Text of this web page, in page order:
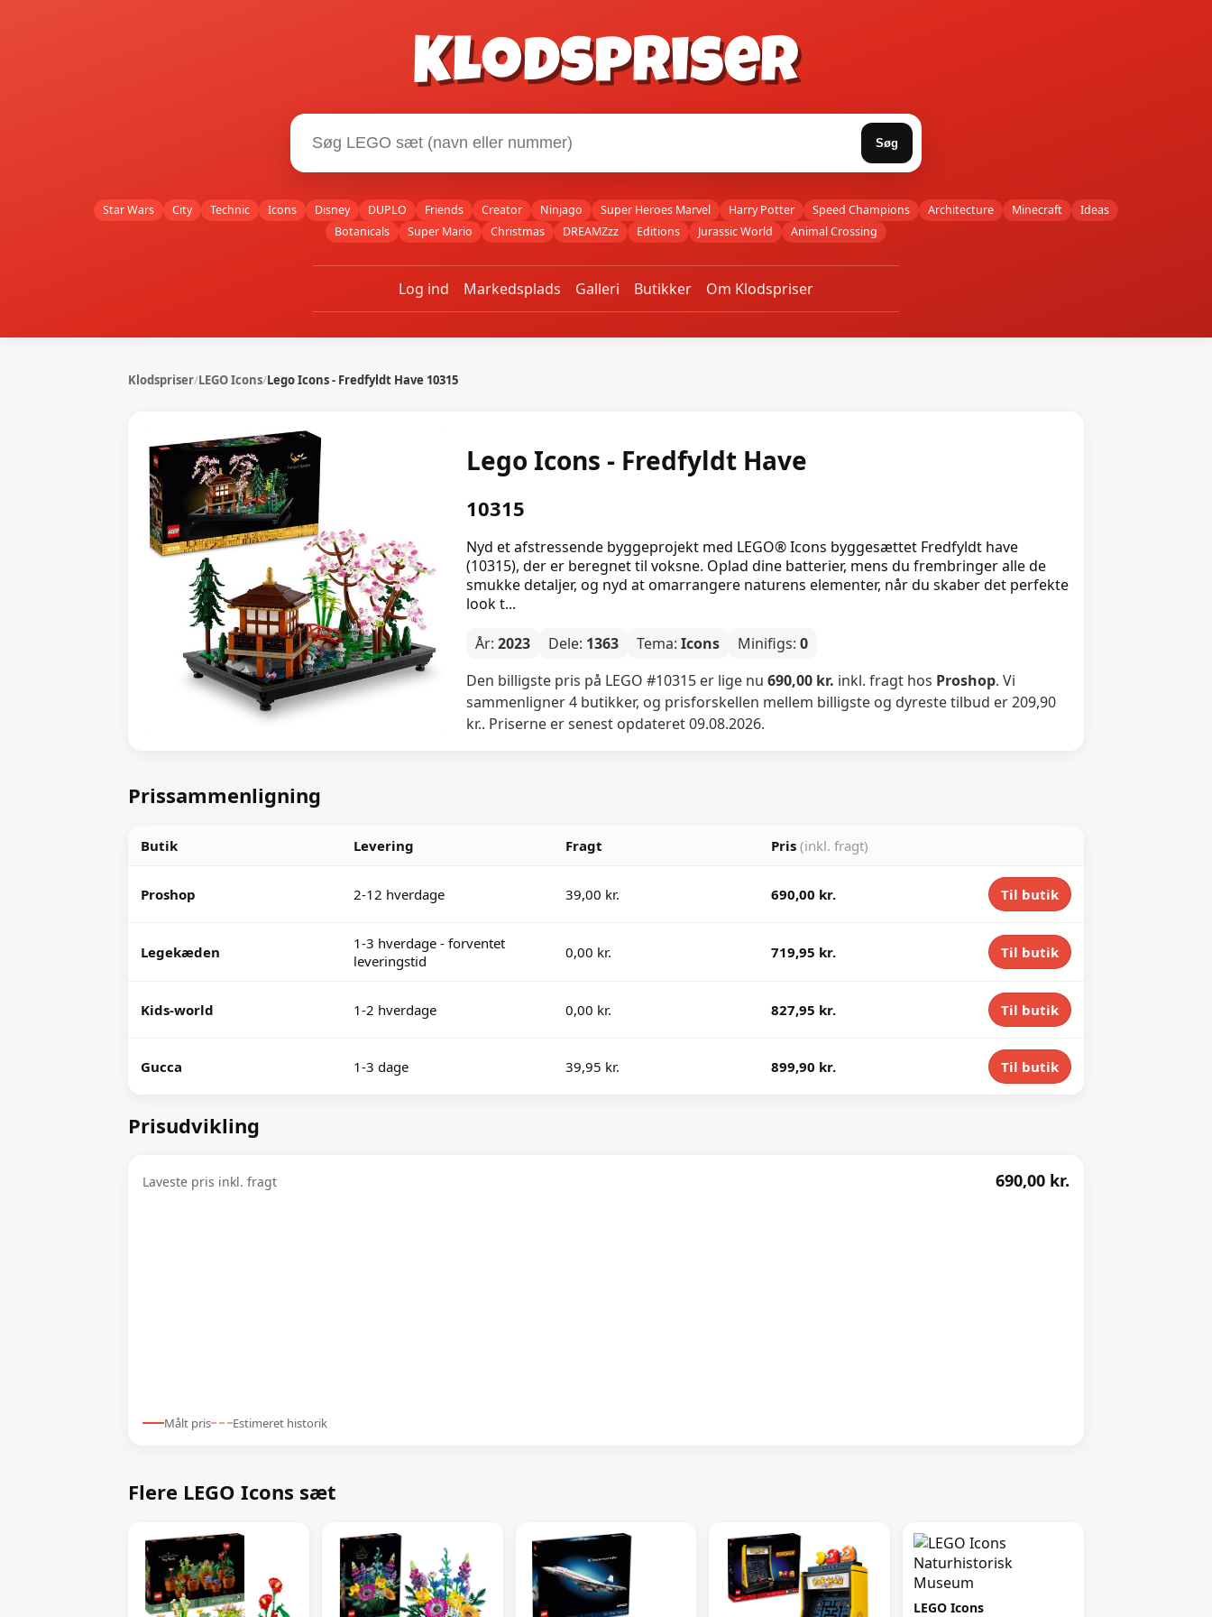
Klodspriser
Søg
Star Wars City Technic Icons Disney DUPLO Friends Creator Ninjago Super Heroes Marvel Harry Potter Speed Champions Architecture Minecraft
Ideas
Botanicals
Super Mario Christmas DREAMZzz Editions Jurassic World Animal Crossing
Log ind Markedsplads Galleri Butikker Om Klodspriser
Klodspriser/LEGO Icons/Lego Icons - Fredfyldt Have 10315
Lego Icons - Fredfyldt Have
10315
Nyd et afstressende byggeprojekt med LEGO® Icons byggesættet Fredfyldt have
(10315), der er beregnet til voksne. Oplad dine batterier, mens du frembringer alle de
smukke detaljer, og nyd at omarrangere naturens elementer, når du skaber det perfekte
look t...
År:2023 Dele: 1363 Tema:Icons Minifigs:0
Den billigste pris på LEGO #10315 er lige nu690,00 kr. inkl. fragt hos Proshop. Vi
sammenligner 4 butikker, og prisforskellen mellem billigste og dyreste tilbud er 209,90
kr.. Priserne er senest opdateret 09.08.2026.
Prissammenligning
Butik Levering Fragt Pris (inkl. fragt)
Proshop 2-12 hverdage 39,00 kr. 690,00 kr. Til butik
Legekæden
1-3 hverdage - forventet
leveringstid
0,00 kr. 719,95 kr. Til butik
Kids-world 1-2 hverdage 0,00 kr. 827,95 kr. Til butik
Gucca 1-3 dage 39,95 kr. 899,90 kr. Til butik
Prisudvikling
Laveste pris inkl. fragt 690,00 kr.
Målt pris Estimeret historik
Flere LEGO Icons sæt
LEGO Icons